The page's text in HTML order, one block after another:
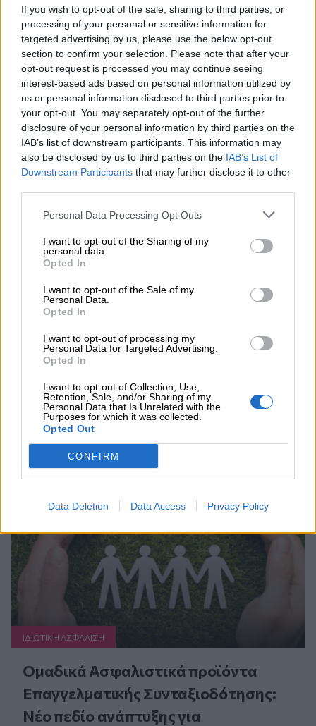
If you wish to opt-out of the sale, sharing to third parties, or
processing of your personal or sensitive information for
targeted advertising by us, please use the below opt-out
section to confirm your selection. Please note that after your
opt-out request is processed you may continue seeing
interest-based ads based on personal information utilized by
us or personal information disclosed to third parties prior to
your opt-out. You may separately opt-out of the further
disclosure of your personal information by third parties on the
IAB’s list of downstream participants. This information may
also be disclosed by us to third parties on the IAB’s List of
Downstream Participants that may further disclose it to other
Personal Data Processing Opt Outs
I want to opt-out of the Sharing of my
personal data.
Opted In
I want to opt-out of the Sale of my
Personal Data.
Opted In
I want to opt-out of processing my
Personal Data for Targeted Advertising.
Opted In
I want to opt-out of Collection, Use,
Retention, Sale, and/or Sharing of my
Personal Data that Is Unrelated with the
Purposes for which it was collected.
Opted Out
CONFIRM
Data Deletion Data Access Privacy Policy
06.08.2026 - 08:40
Η γαλλική «ψήφος» στο «καλώδιο» και τα συμφέροντα, οι
ελληνικές τράπεζες «πρωταθλήτριες» στα δάνεια, νέο deal
Βαρδινογιάννη- Εξάρχου και ο διπλασιασμός των κερδών της
ΔΕΗ
05.08.2026 - 13:37
Randy Schekman, Νομπελίστας Ιατρικής: «Σε πέντε χρόνια
μπορεί να έχουμε θεραπεία που αναστέλλει την εξέλιξη του
Πάρκινσον»
Ε.Ε και παράνομη μετανάστευση: προτάσεις και δράσεις με
παρονομαστή το κοινό συμφέρον
05.08.2026 - 12:11
Αντώνης Βουκλαρής - «ΕΡΡΙΚΟΣ ΝΤΥΝΑΝ»
05.08.2026 - 11:30
Η νέα εποχή στην εκπαίδευση των ασφαλιστικών
διαμεσολαβητών
Συνεχής ροή
ΙΔΙΩΤΙΚΗ ΑΣΦAΛΙΣΗ
Ομαδικά Ασφαλιστικά προϊόντα
Επαγγελματικής Συνταξιοδότησης:
Νέο πεδίο ανάπτυξης για